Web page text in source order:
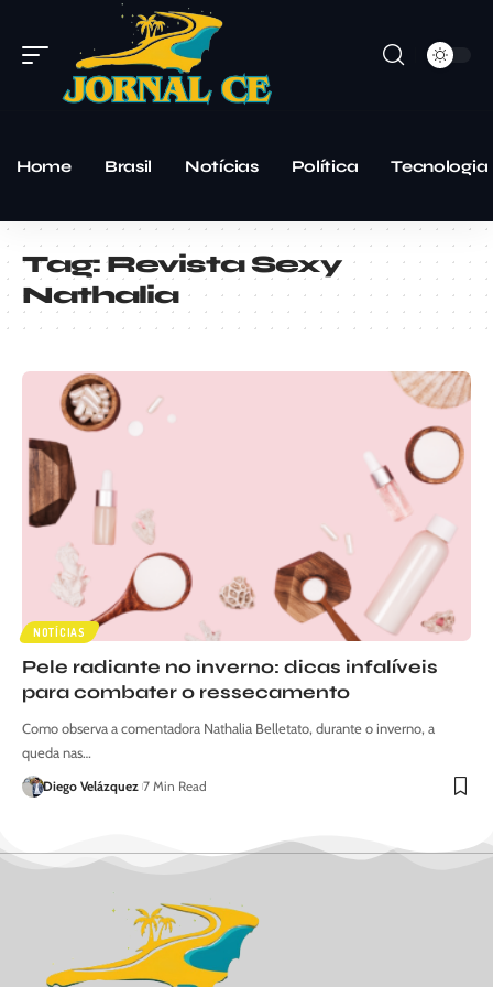
Home Brasil Notícias Política Tecnologia
Tag:Revista Sexy
Nathalia
NOTÍCIAS
Pele radiante no inverno: dicas infalíveis
para combater o ressecamento
Como observa a comentadora Nathalia Belletato, durante o inverno, a
queda nas…
Diego Velázquez 7 Min Read